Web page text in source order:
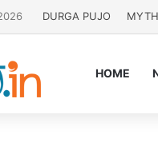
DURGA PUJO
HOME